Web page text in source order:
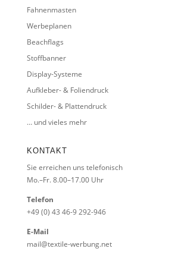
Fahnenmasten
Werbeplanen
Beachflags
Stoffbanner
Display-Systeme
Aufkleber- & Foliendruck
Schilder- & Plattendruck
… und vieles mehr
KONTAKT
Sie erreichen uns telefonisch
Mo.–Fr. 8.00–17.00 Uhr
Telefon
+49 (0) 43 46-9 292-946
E-Mail
mail@textile-werbung.net